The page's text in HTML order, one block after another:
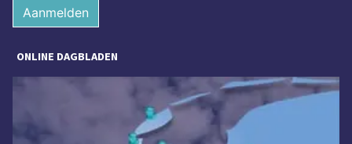
Aanmelden
ONLINE DAGBLADEN